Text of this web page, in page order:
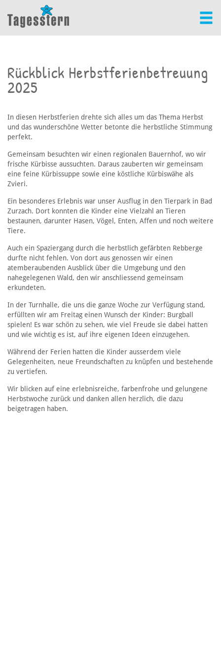
Rückblick Herbstferienbetreuung
2025
In diesen Herbstferien drehte sich alles um das Thema Herbst
und das wunderschöne Wetter betonte die herbstliche Stimmung
perfekt.
Gemeinsam besuchten wir einen regionalen Bauernhof, wo wir
frische Kürbisse aussuchten. Daraus zauberten wir gemeinsam
eine feine Kürbissuppe sowie eine köstliche Kürbiswähe als
Zvieri.
Ein besonderes Erlebnis war unser Ausflug in den Tierpark in Bad
Zurzach. Dort konnten die Kinder eine Vielzahl an Tieren
bestaunen, darunter Hasen, Vögel, Enten, Affen und noch weitere
Tiere.
Auch ein Spaziergang durch die herbstlich gefärbten Rebberge
durfte nicht fehlen. Von dort aus genossen wir einen
atemberaubenden Ausblick über die Umgebung und den
nahegelegenen Wald, den wir anschliessend gemeinsam
erkundeten.
In der Turnhalle, die uns die ganze Woche zur Verfügung stand,
erfüllten wir am Freitag einen Wunsch der Kinder: Burgball
spielen! Es war schön zu sehen, wie viel Freude sie dabei hatten
und wie wichtig es ist, auf ihre eigenen Ideen einzugehen.
Während der Ferien hatten die Kinder ausserdem viele
Gelegenheiten, neue Freundschaften zu knüpfen und bestehende
zu vertiefen.
Wir blicken auf eine erlebnisreiche, farbenfrohe und gelungene
Herbstwoche zurück und danken allen herzlich, die dazu
beigetragen haben.